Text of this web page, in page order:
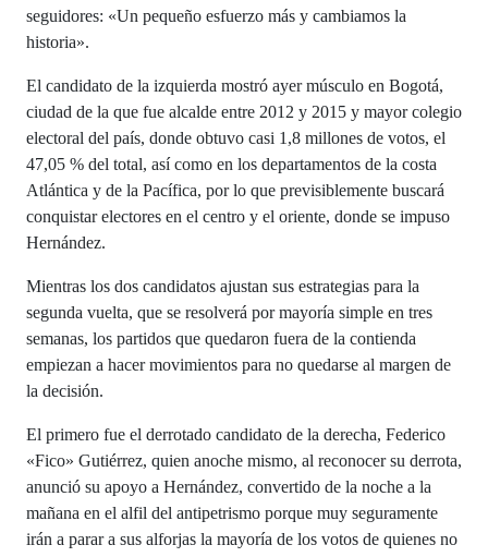
seguidores: «Un pequeño esfuerzo más y cambiamos la
historia».
El candidato de la izquierda mostró ayer músculo en Bogotá,
ciudad de la que fue alcalde entre 2012 y 2015 y mayor colegio
electoral del país, donde obtuvo casi 1,8 millones de votos, el
47,05 % del total, así como en los departamentos de la costa
Atlántica y de la Pacífica, por lo que previsiblemente buscará
conquistar electores en el centro y el oriente, donde se impuso
Hernández.
Mientras los dos candidatos ajustan sus estrategias para la
segunda vuelta, que se resolverá por mayoría simple en tres
semanas, los partidos que quedaron fuera de la contienda
empiezan a hacer movimientos para no quedarse al margen de
la decisión.
El primero fue el derrotado candidato de la derecha, Federico
«Fico» Gutiérrez, quien anoche mismo, al reconocer su derrota,
anunció su apoyo a Hernández, convertido de la noche a la
mañana en el alfil del antipetrismo porque muy seguramente
irán a parar a sus alforjas la mayoría de los votos de quienes no